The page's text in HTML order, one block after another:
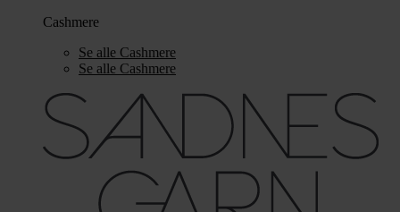
Cashmere
Se alle Cashmere
Se alle Cashmere